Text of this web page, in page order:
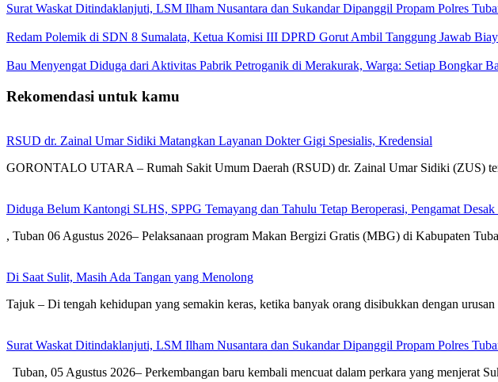
Surat Waskat Ditindaklanjuti, LSM Ilham Nusantara dan Sukandar Dipanggil Propam Polres
Redam Polemik di SDN 8 Sumalata, Ketua Komisi III DPRD Gorut Ambil Tanggung Jawab
Bau Menyengat Diduga dari Aktivitas Pabrik Petroganik di Merakurak, Warga: Setiap Bongkar
Rekomendasi untuk kamu
RSUD dr. Zainal Umar Sidiki Matangkan Layanan Dokter Gigi Spesialis, Kredensial
GORONTALO UTARA – Rumah Sakit Umum Daerah (RSUD) dr. Zainal Umar Sidiki (ZUS)
Diduga Belum Kantongi SLHS, SPPG Temayang dan Tahulu Tetap Beroperasi, Pengamat
, Tuban 06 Agustus 2026– Pelaksanaan program Makan Bergizi Gratis (MBG) di Kabupaten
Di Saat Sulit, Masih Ada Tangan yang Menolong
Tajuk – Di tengah kehidupan yang semakin keras, ketika banyak orang disibukkan dengan
Surat Waskat Ditindaklanjuti, LSM Ilham Nusantara dan Sukandar Dipanggil Propam Polres
Tuban, 05 Agustus 2026– Perkembangan baru kembali mencuat dalam perkara yang menjerat